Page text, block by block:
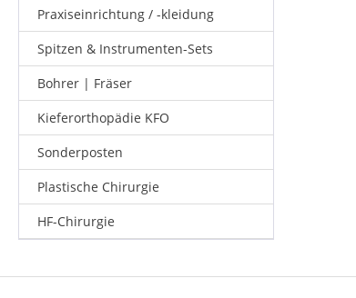
Praxiseinrichtung / -kleidung
Spitzen & Instrumenten-Sets
Bohrer | Fräser
Kieferorthopädie KFO
Sonderposten
Plastische Chirurgie
HF-Chirurgie